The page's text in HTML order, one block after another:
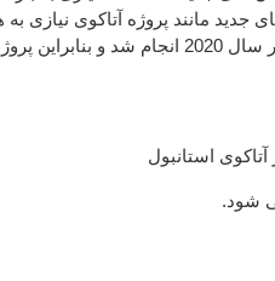
جدید مانند پروژه آتاکوی نیازی به
اضافی برای بازسازی ندارند. ساخت آن در سال 2020 انجام شد و
استانبول
شود.